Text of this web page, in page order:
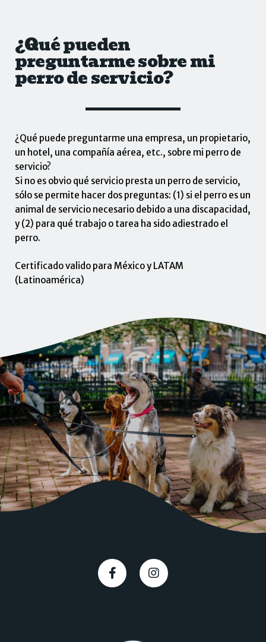
¿Qué pueden
preguntarme sobre mi
perro de servicio?
¿Qué puede preguntarme una empresa, un propietario,
un hotel, una compañía aérea, etc., sobre mi perro de
servicio?
Si no es obvio qué servicio presta un perro de servicio,
sólo se permite hacer dos preguntas: (1) si el perro es un
animal de servicio necesario debido a una discapacidad,
y (2) para qué trabajo o tarea ha sido adiestrado el
perro.
Certificado valido para México y LATAM
(Latinoamérica)